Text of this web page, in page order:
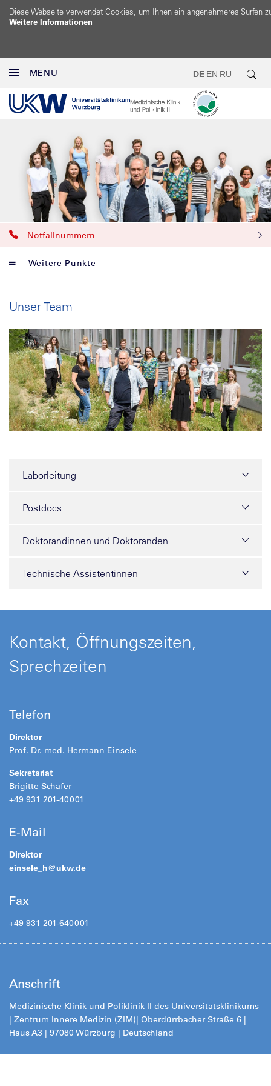
Diese Webseite verwendet Cookies, um Ihnen ein angenehmeres Surfen
Weitere Informationen
MENU DE EN RU
Notfallnummern
Weitere Punkte
Unser Team
Laborleitung
Postdocs
Doktorandinnen und Doktoranden
Technische Assistentinnen
Kontakt, Öffnungszeiten,
Sprechzeiten
Telefon
Direktor
Prof. Dr. med. Hermann Einsele
Sekretariat
Brigitte Schäfer
+49 931 201-40001
E-Mail
Direktor
einsele_h@ukw.de
Fax
+49 931 201-640001
Anschrift
Medizinische Klinik und Poliklinik II des Universitätsklinikums
| Zentrum Innere Medizin (ZIM)| Oberdürrbacher Straße 6 |
Haus A3 | 97080 Würzburg | Deutschland